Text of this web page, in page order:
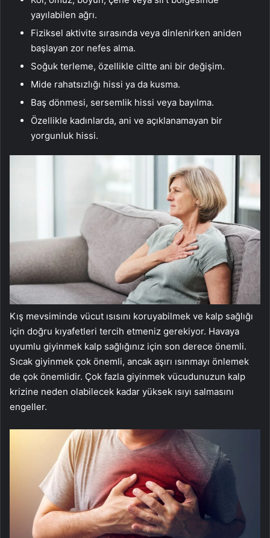
yayılabilen ağrı.
Fiziksel aktivite sırasında veya dinlenirken aniden
başlayan zor nefes alma.
Soğuk terleme, özellikle ciltte ani bir değişim.
Mide rahatsızlığı hissi ya da kusma.
Baş dönmesi, sersemlik hissi veya bayılma.
Özellikle kadınlarda, ani ve açıklanamayan bir
yorgunluk hissi.
Kış mevsiminde vücut ısısını koruyabilmek ve kalp sağlığı
için doğru kıyafetleri tercih etmeniz gerekiyor. Havaya
uyumlu giyinmek kalp sağlığınız için son derece önemli.
Sıcak giyinmek çok önemli, ancak aşırı ısınmayı önlemek
de çok önemlidir. Çok fazla giyinmek vücudunuzun kalp
krizine neden olabilecek kadar yüksek ısıyı salmasını
engeller.